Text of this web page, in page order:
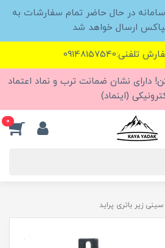
در حال حاضر تمام سفارشات به
ارسال خواهد شد
دارای نشان ضمانت ترب و نماد اعتماد
(اینماد)
0
سینی زیر باتری پراید